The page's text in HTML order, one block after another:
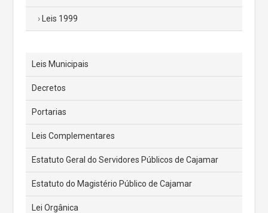
Leis 1999
Leis Municipais
Decretos
Portarias
Leis Complementares
Estatuto Geral do Servidores Públicos de Cajamar
Estatuto do Magistério Público de Cajamar
Lei Orgânica